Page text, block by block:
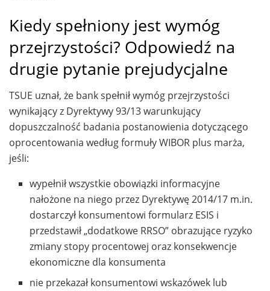
Kiedy spełniony jest wymóg
przejrzystości? Odpowiedź na
drugie pytanie prejudycjalne
TSUE uznał, że bank spełnił wymóg przejrzystości
wynikający z Dyrektywy 93/13 warunkujący
dopuszczalność badania postanowienia dotyczącego
oprocentowania według formuły WIBOR plus marża,
jeśli:
wypełnił wszystkie obowiązki informacyjne
nałożone na niego przez Dyrektywę 2014/17 m.in.
dostarczył konsumentowi formularz ESIS i
przedstawił „dodatkowe RRSO” obrazujące ryzyko
zmiany stopy procentowej oraz konsekwencje
ekonomiczne dla konsumenta
nie przekazał konsumentowi wskazówek lub